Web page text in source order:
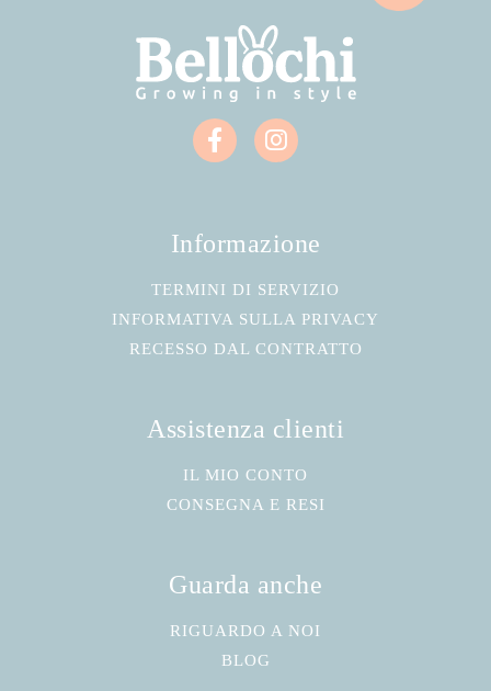
Informazione
TERMINI DI SERVIZIO
INFORMATIVA SULLA PRIVACY
RECESSO DAL CONTRATTO
Assistenza clienti
IL MIO CONTO
CONSEGNA E RESI
Guarda anche
RIGUARDO A NOI
BLOG